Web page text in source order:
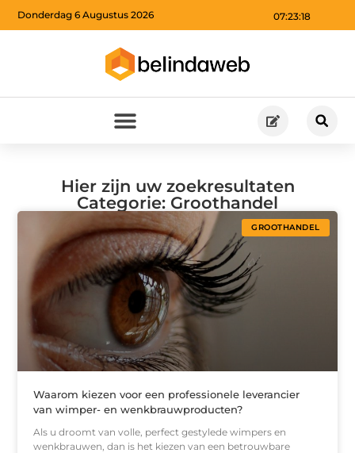
07:23:19
Donderdag 6 Augustus 2026
Hier zijn uw zoekresultaten
Categorie: Groothandel
GROOTHANDEL
Waarom kiezen voor een professionele leverancier
van wimper- en wenkbrauwproducten?
Als u droomt van volle, perfect gestylede wimpers en
wenkbrauwen, dan is het kiezen van een betrouwbare